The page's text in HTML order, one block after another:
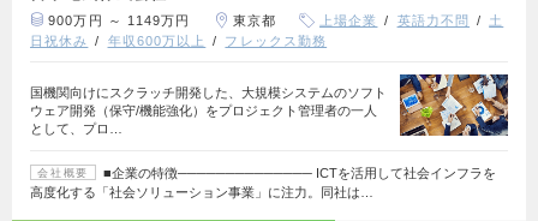
900万円 ～ 1149万円 東京都 上場企業 英語力不問
土
日祝休み
年収600万以上 フレックス勤務
国機関向けにスクラッチ開発した、大規模システムのソフト
ウェア開発（保守/機能強化）をプロジェクト管理者の一人
として、プロ…
会社概要
■企業の特徴────────────── ICTを活用して社会インフラを
高度化する「社会ソリューション事業」に注力。同社は…